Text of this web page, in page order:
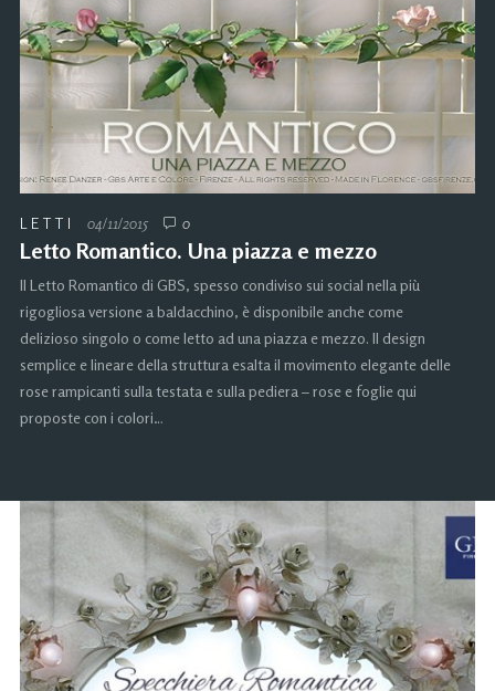
LETTI 04/11/2015 0
Letto Romantico. Una piazza e mezzo
Il Letto Romantico di GBS, spesso condiviso sui social nella più
rigogliosa versione a baldacchino, è disponibile anche come
delizioso singolo o come letto ad una piazza e mezzo. Il design
semplice e lineare della struttura esalta il movimento elegante delle
rose rampicanti sulla testata e sulla pediera – rose e foglie qui
proposte con i colori…